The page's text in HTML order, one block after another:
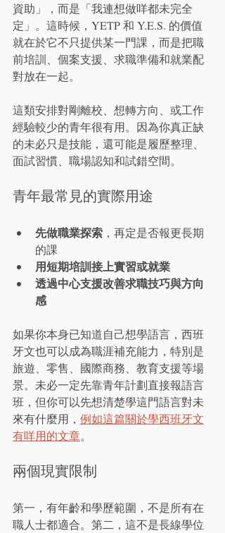
資助」，而是「我連想做咩都未完全
定」。這時候，YETP 和 Y.E.S. 的價值
就在於它不只提供某一門課，而是把職
前培訓、個案支援、求職準備和就業配
對放在一起。
這類安排對剛離校、想轉方向、或工作
經驗較少的青年很有用。因為你真正缺
的未必只是技能，還可能是履歷整理、
面試習慣、職場認知和試錯空間。
青年最常見的實際用途
先做職業探索 ，再定是否報更長期
的課
用短期培訓接上實習或就業
透過中心支援改善求職技巧與方向
感
如果你本身已知道自己想學語言，西班
牙文也可以成為職涯補充能力，特別是
旅遊、零售、國際商務、教育支援等場
景。未必一定先靠青年計劃直接報語言
班，但你可以先想清楚學這門語言對未
來有什麼用， 例如這篇關於學西班牙文
有咩用的文章。
兩個現實限制
第一，有年齡和學歷範圍，不是所有在
職人士都適合。第二，這不是長線學位